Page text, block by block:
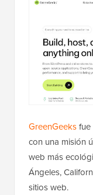
GreenGeeks
con una misión
web más
Ángeles,
sitios web.